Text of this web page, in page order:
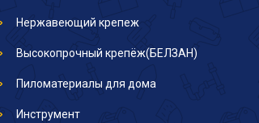
Нержавеющий крепеж
Высокопрочный крепёж(БЕЛЗАН)
Пиломатериалы для дома
Инструмент